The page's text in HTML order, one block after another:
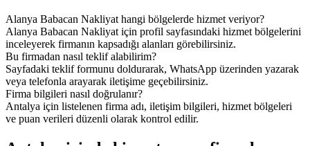
Alanya Babacan Nakliyat hangi bölgelerde hizmet veriyor?
Alanya Babacan Nakliyat için profil sayfasındaki hizmet bölgelerini
inceleyerek firmanın kapsadığı alanları görebilirsiniz.
Bu firmadan nasıl teklif alabilirim?
Sayfadaki teklif formunu doldurarak, WhatsApp üzerinden yazarak
veya telefonla arayarak iletişime geçebilirsiniz.
Firma bilgileri nasıl doğrulanır?
Antalya için listelenen firma adı, iletişim bilgileri, hizmet bölgeleri
ve puan verileri düzenli olarak kontrol edilir.